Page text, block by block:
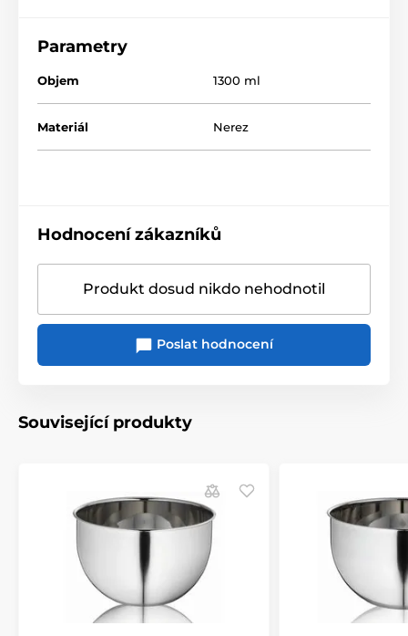
Parametry
Objem 1300 ml
Materiál Nerez
Hodnocení zákazníků
Produkt dosud nikdo nehodnotil
Poslat hodnocení
Související produkty